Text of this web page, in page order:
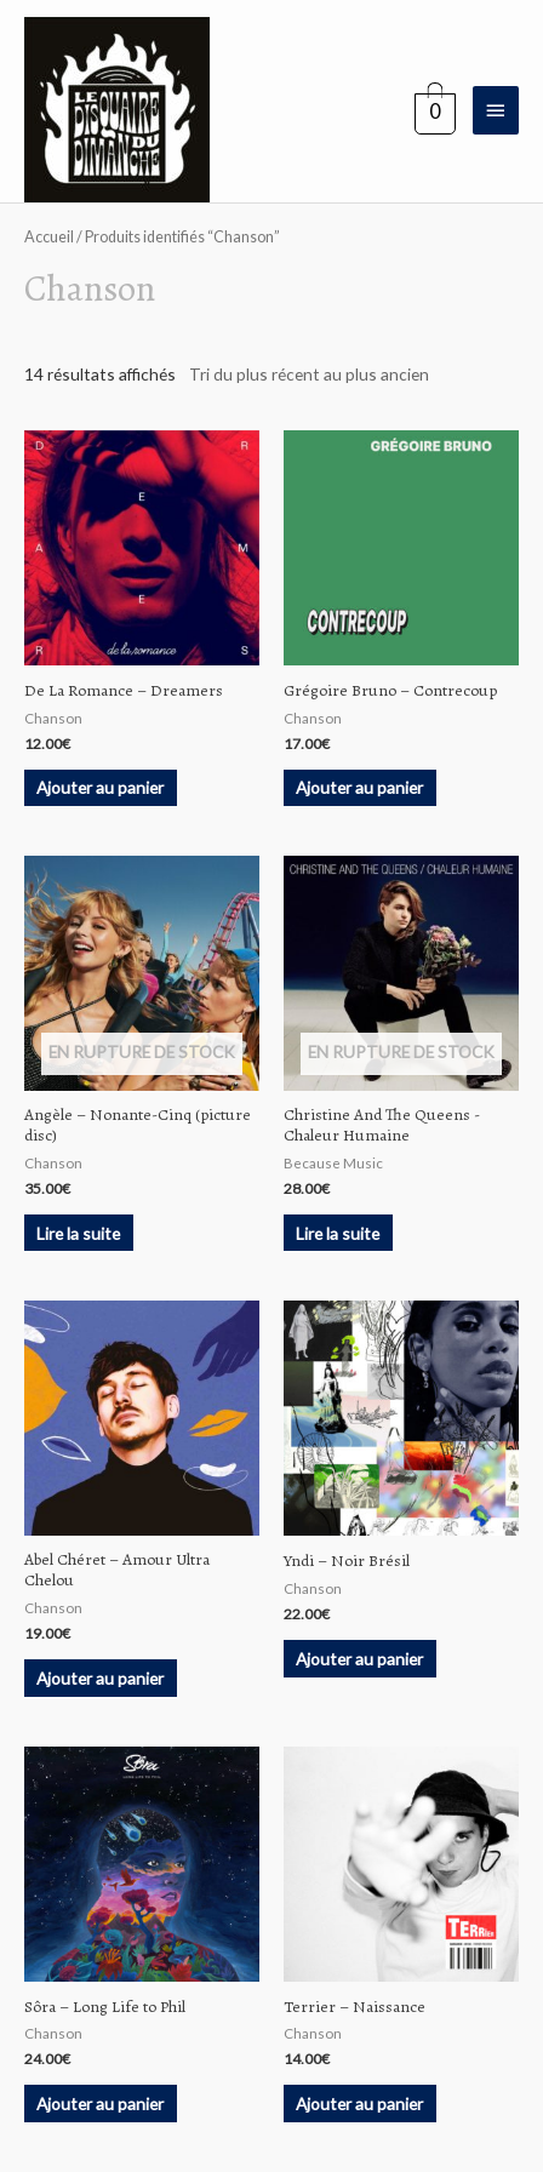
Menu
0
Accueil / Produits identifiés “Chanson”
Chanson
14 résultats affichés
De La Romance ‎– Dreamers
Chanson
12.00€
Ajouter au panier
Grégoire Bruno ‎– Contrecoup
Chanson
17.00€
Ajouter au panier
EN RUPTURE DE STOCK
Angèle ‎– Nonante-Cinq (picture
disc)
Chanson
35.00€
Lire la suite
EN RUPTURE DE STOCK
Christine And The Queens ‎-
Chaleur Humaine
Because Music
28.00€
Lire la suite
Abel Chéret – Amour Ultra
Chelou
Chanson
19.00€
Ajouter au panier
Yndi – Noir Brésil
Chanson
22.00€
Ajouter au panier
Sôra – Long Life to Phil
Chanson
24.00€
Ajouter au panier
Terrier – Naissance
Chanson
14.00€
Ajouter au panier